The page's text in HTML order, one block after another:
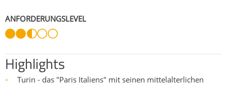
ANFORDERUNGSLEVEL
Highlights
○
Turin - das "Paris Italiens" mit seinen mittelalterlichen